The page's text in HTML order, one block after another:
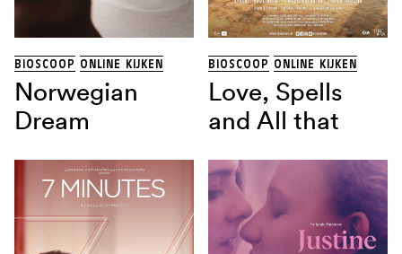
TRAGIKOMEDIE
Land
Regisseur
Sorteren
BIOSCOOP ONLINE KIJKEN
Norwegian
Dream
BIOSCOOP ONLINE KIJKEN
Love, Spells
and All that